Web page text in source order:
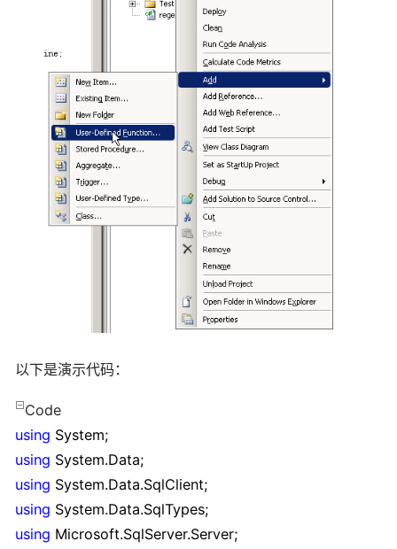
以下是演示代码：
Code
using System;
using System.Data;
using System.Data.SqlClient;
using System.Data.SqlTypes;
using Microsoft.SqlServer.Server;